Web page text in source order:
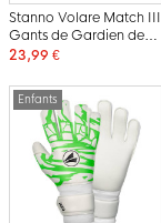
Stanno Volare Match III
Gants de Gardien de
But Enfants Blanc Noir
23,99 €
Enfants